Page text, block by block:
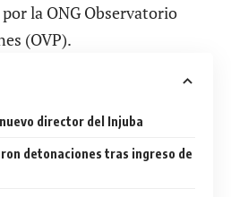
la ONG Observatorio
(OVP).
director del Injuba
detonaciones tras ingreso de